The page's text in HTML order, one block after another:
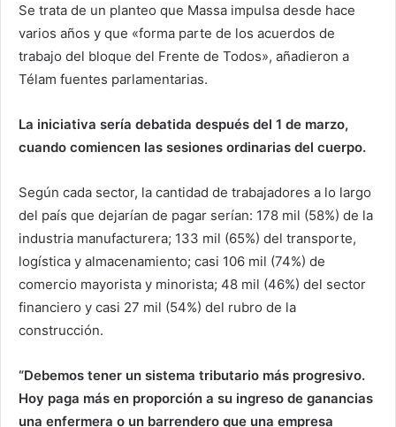
Se trata de un planteo que Massa impulsa desde hace
varios años y que «forma parte de los acuerdos de
trabajo del bloque del Frente de Todos», añadieron a
Télam fuentes parlamentarias.
La iniciativa sería debatida después del 1 de marzo,
cuando comiencen las sesiones ordinarias del cuerpo.
Según cada sector, la cantidad de trabajadores a lo largo
del país que dejarían de pagar serían: 178 mil (58%) de la
industria manufacturera; 133 mil (65%) del transporte,
logística y almacenamiento; casi 106 mil (74%) de
comercio mayorista y minorista; 48 mil (46%) del sector
financiero y casi 27 mil (54%) del rubro de la
construcción.
“Debemos tener un sistema tributario más progresivo.
Hoy paga más en proporción a su ingreso de ganancias
una enfermera o un barrendero que una empresa